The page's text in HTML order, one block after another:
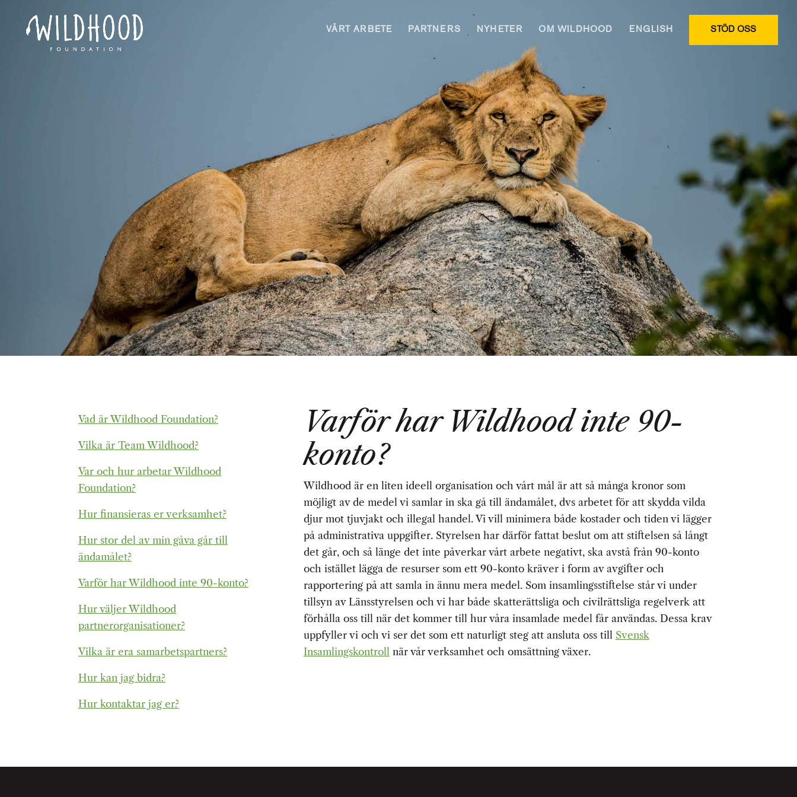
VÅRT ARBETE PARTNERS NYHETER OM WILDHOOD ENGLISH STÖD OSS
Vad är Wildhood Foundation?
Vilka är Team Wildhood?
Var och hur arbetar Wildhood
Foundation?
Hur finansieras er verksamhet?
Hur stor del av min gåva går till
ändamålet?
Varför har Wildhood inte 90-konto?
Hur väljer Wildhood
partnerorganisationer?
Vilka är era samarbetspartners?
Hur kan jag bidra?
Hur kontaktar jag er?
Varför har Wildhood inte 90-
konto?
Wildhood är en liten ideell organisation och vårt mål är att så många kronor som
möjligt av de medel vi samlar in ska gå till ändamålet, dvs arbetet för att skydda vilda
djur mot tjuvjakt och illegal handel. Vi vill minimera både kostader och tiden vi lägger
på administrativa uppgifter. Styrelsen har därför fattat beslut om att stiftelsen så långt
det går, och så länge det inte påverkar vårt arbete negativt, ska avstå från 90-konto
och istället lägga de resurser som ett 90-konto kräver i form av avgifter och
rapportering på att samla in ännu mera medel. Som insamlingsstiftelse står vi under
tillsyn av Länsstyrelsen och vi har både skatterättsliga och civilrättsliga regelverk att
förhålla oss till när det kommer till hur våra insamlade medel får användas. Dessa krav
uppfyller vi och vi ser det som ett naturligt steg att ansluta oss till Svensk
Insamlingskontrollnär vår verksamhet och omsättning växer.